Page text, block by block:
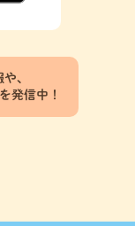
、
発信中！